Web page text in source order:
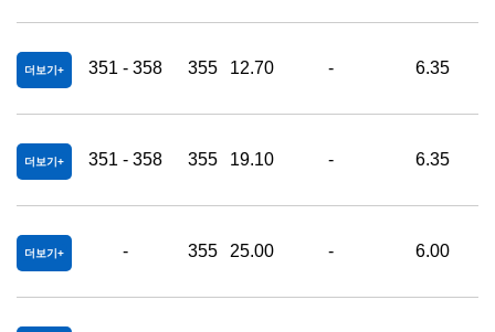
더보기 351 - 358 355 12.70 - 6.35
더보기 351 - 358 355 19.10 - 6.35
더보기 - 355 25.00 - 6.00